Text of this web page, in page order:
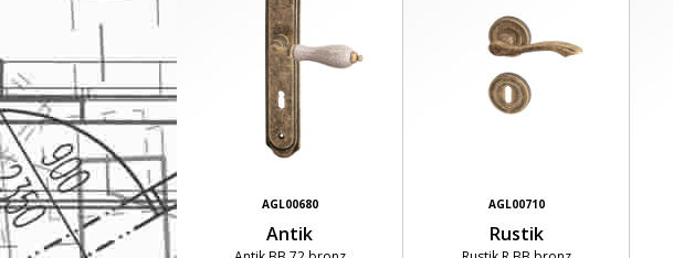
AGL00680
Antik
AGL00710
Rustik